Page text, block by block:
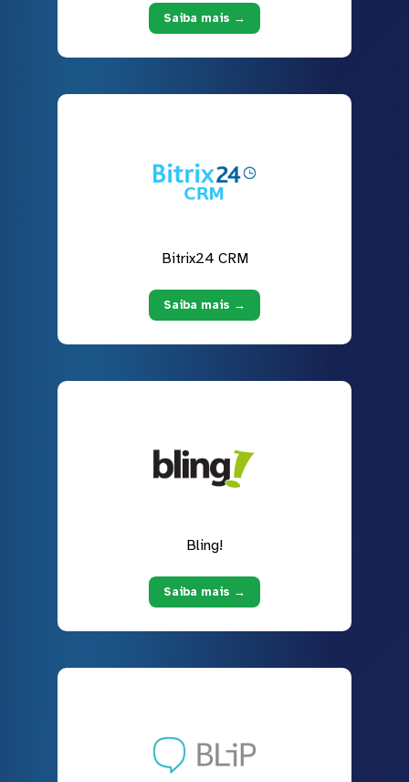
Saiba mais →
Bitrix24 CRM
Saiba mais →
Bling!
Saiba mais →